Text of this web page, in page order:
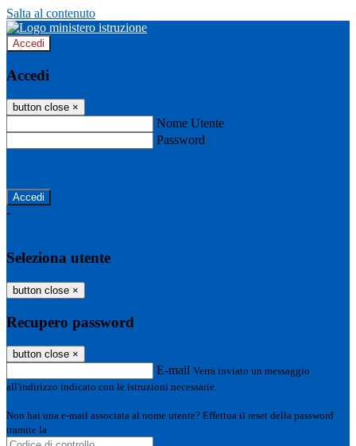
Salta al contenuto
Accedi
Accedi
button close ×
Nome Utente
Password
-
Seleziona utente
button close ×
Recupero password
button close ×
E-mail Verrà inviato un messaggio
all'indirizzo indicato con le istruzioni necessarie.
Non hai una e-mail associata al nome utente? Effettua il reset della password
tramite la